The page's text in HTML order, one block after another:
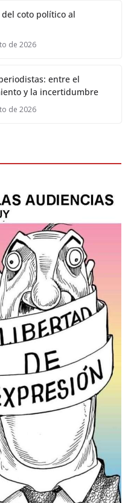
coto político al
de 2026
entre el
y la incertidumbre
de 2026